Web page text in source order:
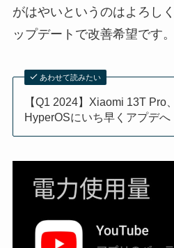
がはやいというのはよろし
ップデートで改善希望です。
あわせて読みたい
【Q1 2024】Xiaomi 13T
HyperOSにいち早くアプデへ